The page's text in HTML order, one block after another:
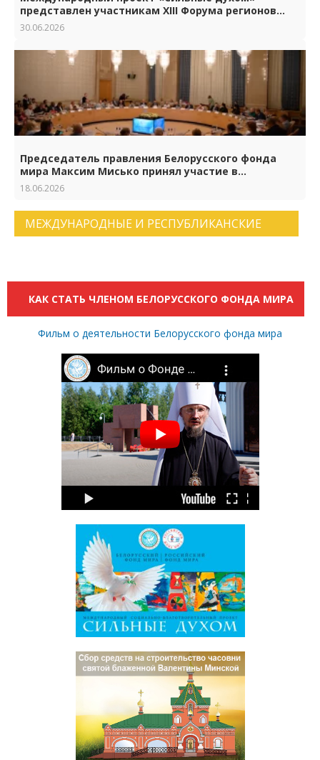
представлен участникам XIII Форума регионов
Беларуси и России
30.06.2026
Председатель правления Белорусского фонда
мира Максим Мисько принял участие в
торжествах по случаю 65-летия Российского
18.06.2026
МЕЖДУНАРОДНЫЕ И РЕСПУБЛИКАНСКИЕ
КАК СТАТЬ ЧЛЕНОМ БЕЛОРУССКОГО ФОНДА МИРА
Фильм о деятельности Белорусского фонда мира